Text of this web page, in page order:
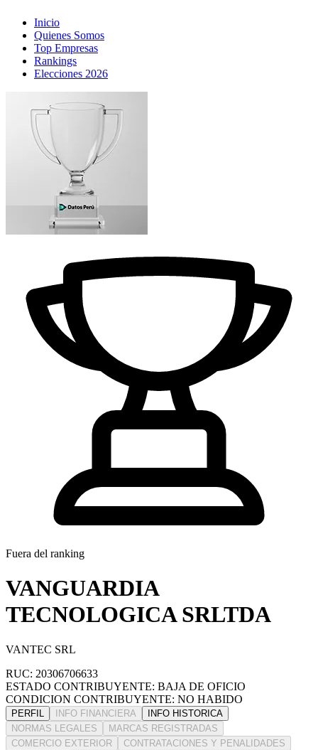
Inicio
Quienes Somos
Top Empresas
Rankings
Elecciones 2026
Fuera del ranking
VANGUARDIA
TECNOLOGICA SRLTDA
VANTEC SRL
RUC: 20306706633
ESTADO CONTRIBUYENTE: BAJA DE OFICIO
CONDICION CONTRIBUYENTE: NO HABIDO
PERFIL INFO FINANCIERA
INFO HISTORICA
NORMAS LEGALES
MARCAS REGISTRADAS
COMERCIO EXTERIOR
CONTRATACIONES Y PENALIDADES